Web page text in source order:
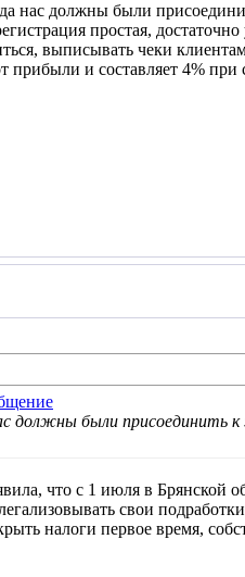
нас должны были
простая,
выписывать чеки
прибыли и составляет 4%
должны были присоединить к
что с 1 июля в
свои
налоги первое время,